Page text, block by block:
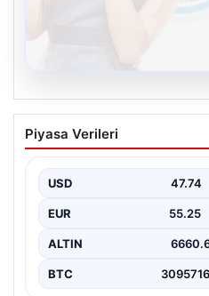
Kelebek.Org İle
Adresi Ve Muhabbet
kurması ciddi bir değer
Piyasa Verileri
USD 47.74
EUR 55.25
ALTIN
BTC 3095716